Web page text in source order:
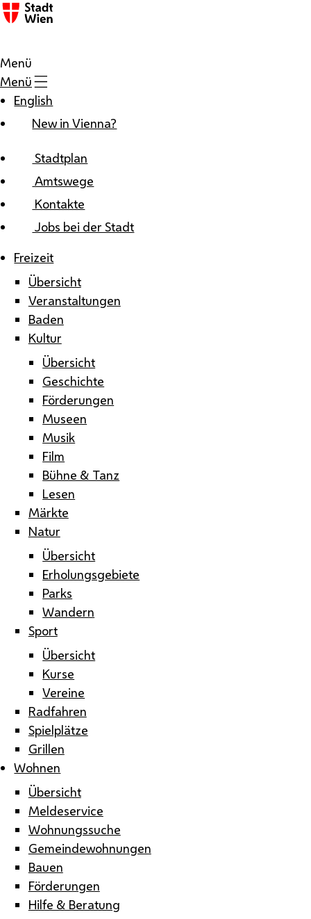
Zum Inhalt
Menü
Menü
English
New in Vienna?
Stadtplan
Amtswege
Kontakte
Jobs bei der Stadt
Freizeit
Übersicht
Veranstaltungen
Baden
Kultur
Übersicht
Geschichte
Förderungen
Museen
Musik
Film
Bühne & Tanz
Lesen
Märkte
Natur
Übersicht
Erholungsgebiete
Parks
Wandern
Sport
Übersicht
Kurse
Vereine
Radfahren
Spielplätze
Grillen
Wohnen
Übersicht
Meldeservice
Wohnungssuche
Gemeindewohnungen
Bauen
Förderungen
Hilfe & Beratung